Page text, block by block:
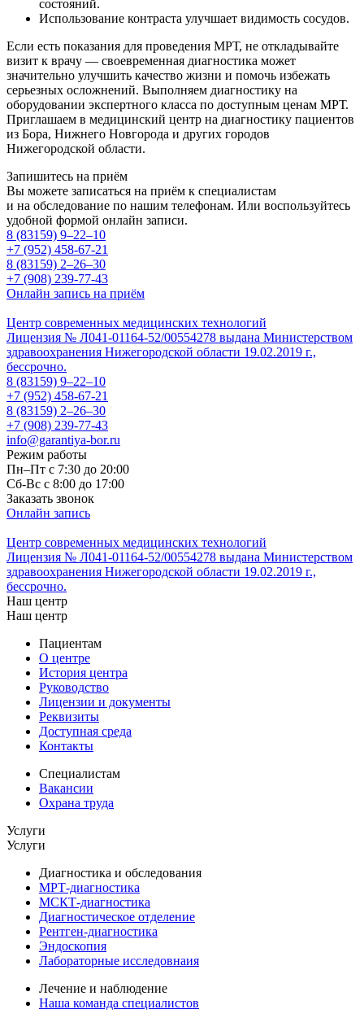
состояний.
Использование контраста улучшает видимость сосудов.
Если есть показания для проведения МРТ, не откладывайте
визит к врачу — своевременная диагностика может
значительно улучшить качество жизни и помочь избежать
серьезных осложнений. Выполняем диагностику на
оборудовании экспертного класса по доступным ценам МРТ.
Приглашаем в медицинский центр на диагностику пациентов
из Бора, Нижнего Новгорода и других городов
Нижегородской области.
Запишитесь на приём
Вы можете записаться на приём к специалистам
и на обследование по нашим телефонам. Или воспользуйтесь
удобной формой онлайн записи.
8 (83159) 9–22–10
+7 (952) 458-67-21
8 (83159) 2–26–30
+7 (908) 239-77-43
Онлайн запись на приём
Центр современных медицинских технологий
Лицензия № Л041-01164-52/00554278 выдана Министерством
здравоохранения Нижегородской области 19.02.2019 г.,
бессрочно.
8 (83159) 9–22–10
+7 (952) 458-67-21
8 (83159) 2–26–30
+7 (908) 239-77-43
info@garantiya-bor.ru
Режим работы
Пн–Пт с 7:30 до 20:00
Cб-Вс с 8:00 до 17:00
Заказать звонок
Онлайн запись
Центр современных медицинских технологий
Лицензия № Л041-01164-52/00554278 выдана Министерством
здравоохранения Нижегородской области 19.02.2019 г.,
бессрочно.
Наш центр
Наш центр
Пациентам
О центре
История центра
Руководство
Лицензии и документы
Реквизиты
Доступная среда
Контакты
Специалистам
Вакансии
Охрана труда
Услуги
Услуги
Диагностика и обследования
МРТ-диагностика
МСКТ-диагностика
Диагностическое отделение
Рентген-диагностика
Эндоскопия
Лабораторные исследовнаия
Лечение и наблюдение
Наша команда специалистов